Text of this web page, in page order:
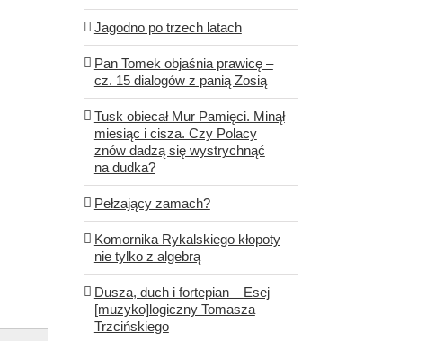
Jagodno po trzech latach
Pan Tomek objaśnia prawicę –
cz. 15 dialogów z panią Zosią
Tusk obiecał Mur Pamięci. Minął
miesiąc i cisza. Czy Polacy
znów dadzą się wystrychnąć
na dudka?
Pełzający zamach?
Komornika Rykalskiego kłopoty
nie tylko z algebrą
Dusza, duch i fortepian – Esej
[muzyko]logiczny Tomasza
Trzcińskiego